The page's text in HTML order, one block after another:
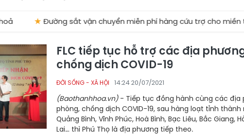
★ Đường sắt vận chuyển miễn phí hàng cứu trợ cho miền trung
FLC tiếp tục hỗ trợ các địa
chống dịch COVID-19
ĐỜI SỐNG - XÃ HỘI 14:24 20/07/2021
(Baothanhhoa.vn)- Tiếp tục đồng hành cùng các địa
phòng, chống dịch COVID-19, sau hàng loạt tỉnh thành
Quảng Bình, Vĩnh Phúc, Hoà Bình, Bạc Liêu, Bắc Giang,
Lai… thì Phú Thọ là địa phương tiếp theo.